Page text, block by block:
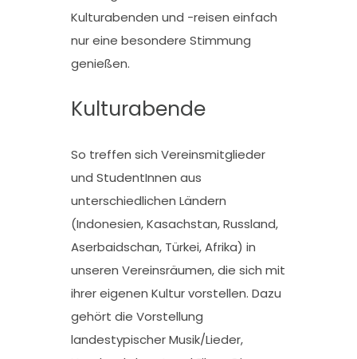
Kulturabenden und -reisen einfach
nur eine besondere Stimmung
genießen.
Kulturabende
So treffen sich Vereinsmitglieder
und StudentInnen aus
unterschiedlichen Ländern
(Indonesien, Kasachstan, Russland,
Aserbaidschan, Türkei, Afrika) in
unseren Vereinsräumen, die sich mit
ihrer eigenen Kultur vorstellen. Dazu
gehört die Vorstellung
landestypischer Musik/Lieder,